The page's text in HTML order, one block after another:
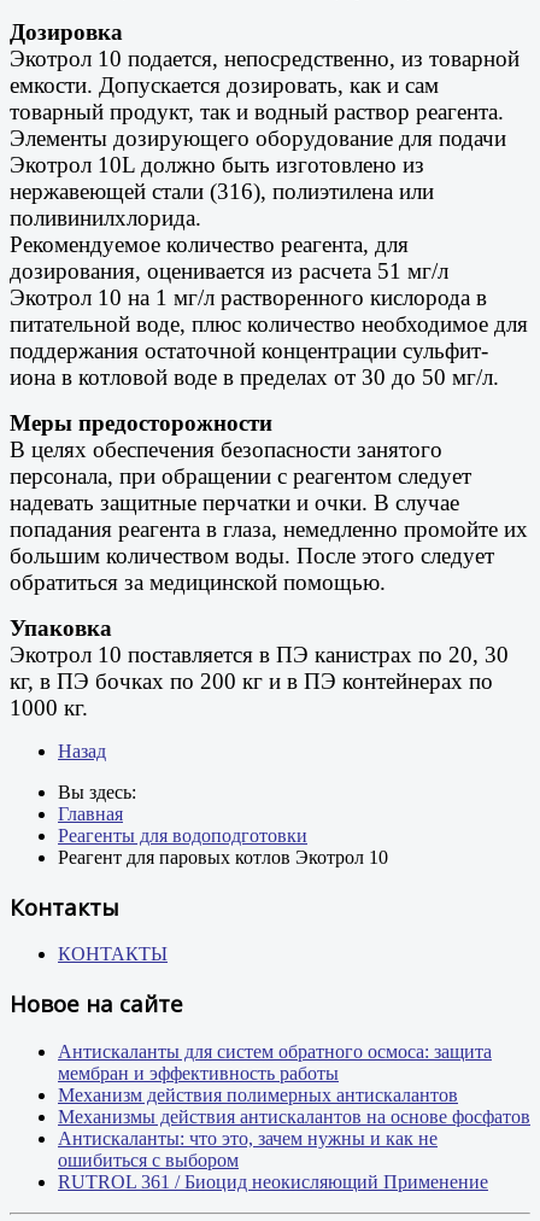
Дозировка
Экотрол 10 подается, непосредственно, из товарной
емкости. Допускается дозировать, как и сам
товарный продукт, так и водный раствор реагента.
Элементы дозирующего оборудование для подачи
Экотрол 10L должно быть изготовлено из
нержавеющей стали (316), полиэтилена или
поливинилхлорида.
Рекомендуемое количество реагента, для
дозирования, оценивается из расчета 51 мг/л
Экотрол 10 на 1 мг/л растворенного кислорода в
питательной воде, плюс количество необходимое для
поддержания остаточной концентрации сульфит-
иона в котловой воде в пределах от 30 до 50 мг/л.
Меры предосторожности
В целях обеспечения безопасности занятого
персонала, при обращении с реагентом следует
надевать защитные перчатки и очки. В случае
попадания реагента в глаза, немедленно промойте их
большим количеством воды. После этого следует
обратиться за медицинской помощью.
Упаковка
Экотрол 10 поставляется в ПЭ канистрах по 20, 30
кг, в ПЭ бочках по 200 кг и в ПЭ контейнерах по
1000 кг.
Назад
Вы здесь:
Главная
Реагенты для водоподготовки
Реагент для паровых котлов Экотрол 10
Контакты
КОНТАКТЫ
Новое на сайте
Антискаланты для систем обратного осмоса: защита
мембран и эффективность работы
Механизм действия полимерных антискалантов
Механизмы действия антискалантов на основе фосфатов
Антискаланты: что это, зачем нужны и как не
ошибиться с выбором
RUTROL 361 / Биоцид неокисляющий Применение